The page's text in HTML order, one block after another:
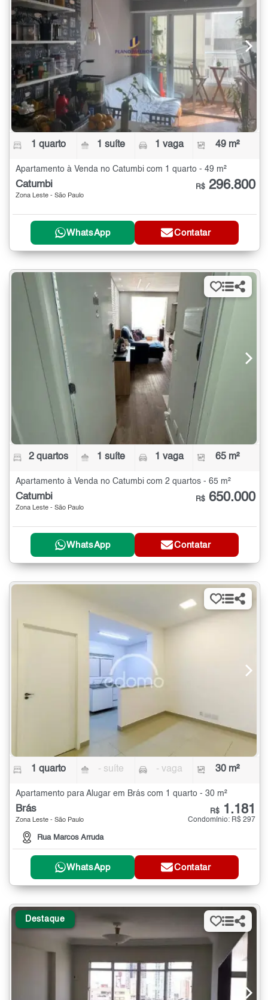
1 quarto 1 suíte 1 vaga 49 m²
Apartamento à Venda no Catumbi com 1 quarto - 49 m²
Catumbi
Zona Leste - São Paulo
R$ 296.800
WhatsApp Contatar
2 quartos 1 suíte 1 vaga 65 m²
Apartamento à Venda no Catumbi com 2 quartos - 65 m²
Catumbi
Zona Leste - São Paulo
R$ 650.000
WhatsApp Contatar
1 quarto - suíte - vaga 30 m²
Apartamento para Alugar em Brás com 1 quarto - 30 m²
Brás
Zona Leste - São Paulo
Rua Marcos Arruda
R$ 1.181
Condomínio: R$ 297
WhatsApp Contatar
Destaque